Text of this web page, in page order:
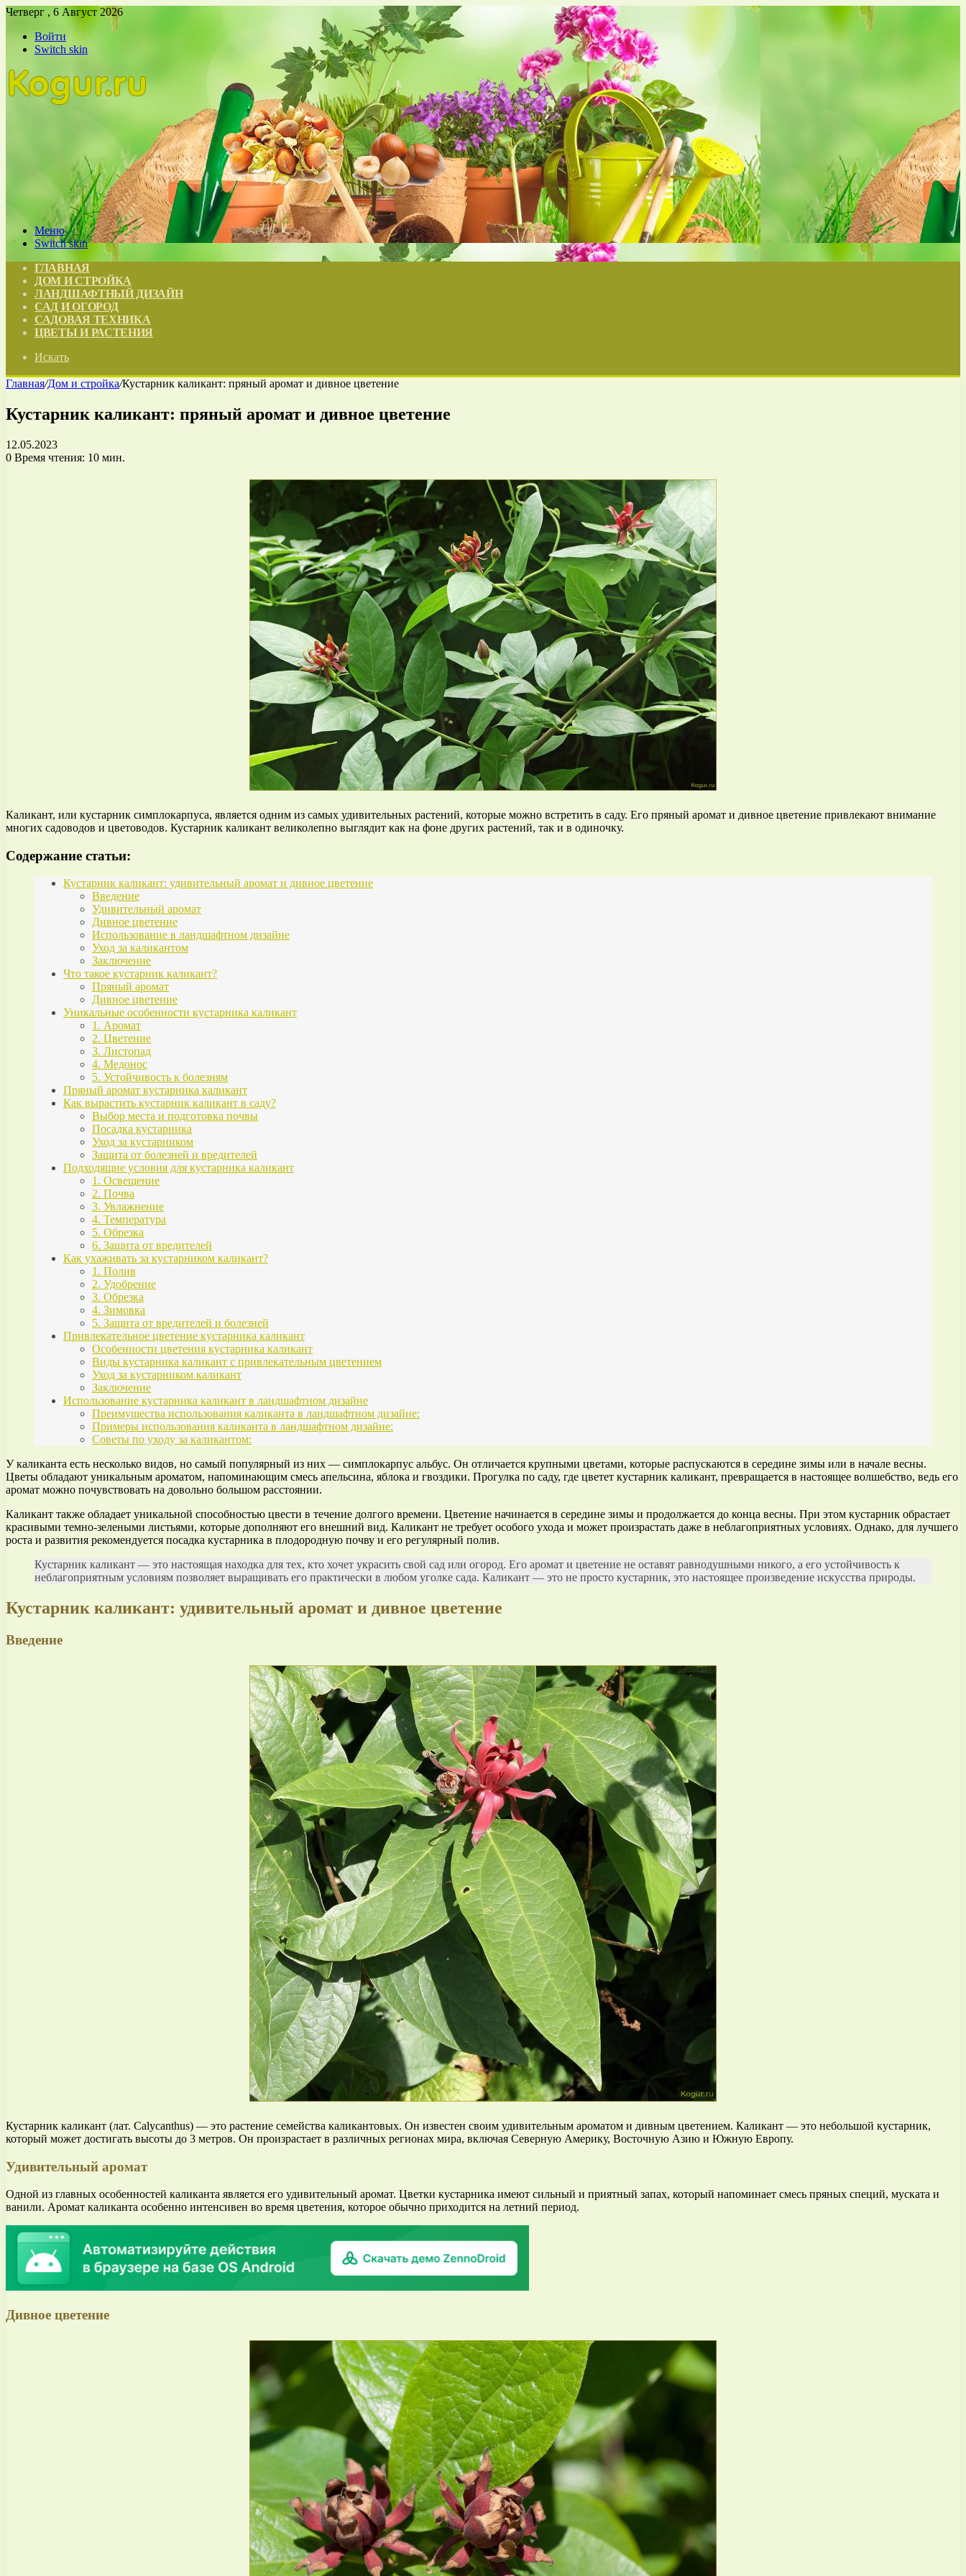
Четверг , 6 Август 2026
Войти
Switch skin
Меню
Switch skin
ГЛАВНАЯ
ДОМ И СТРОЙКА
ЛАНДШАФТНЫЙ ДИЗАЙН
САД И ОГОРОД
САДОВАЯ ТЕХНИКА
ЦВЕТЫ И РАСТЕНИЯ
Искать
Главная/Дом и стройка/Кустарник каликант: пряный аромат и дивное цветение
Кустарник каликант: пряный аромат и дивное цветение
12.05.2023
0 Время чтения: 10 мин.
Каликант, или кустарник симплокарпуса, является одним из самых удивительных растений, которые можно встретить в саду. Его пряный аромат и дивное цветение привлекают внимание
многих садоводов и цветоводов. Кустарник каликант великолепно выглядит как на фоне других растений, так и в одиночку.
Содержание статьи:
Кустарник каликант: удивительный аромат и дивное цветение
Введение
Удивительный аромат
Дивное цветение
Использование в ландшафтном дизайне
Уход за каликантом
Заключение
Что такое кустарник каликант?
Пряный аромат
Дивное цветение
Уникальные особенности кустарника каликант
1. Аромат
2. Цветение
3. Листопад
4. Медонос
5. Устойчивость к болезням
Пряный аромат кустарника каликант
Как вырастить кустарник каликант в саду?
Выбор места и подготовка почвы
Посадка кустарника
Уход за кустарником
Защита от болезней и вредителей
Подходящие условия для кустарника каликант
1. Освещение
2. Почва
3. Увлажнение
4. Температура
5. Обрезка
6. Защита от вредителей
Как ухаживать за кустарником каликант?
1. Полив
2. Удобрение
3. Обрезка
4. Зимовка
5. Защита от вредителей и болезней
Привлекательное цветение кустарника каликант
Особенности цветения кустарника каликант
Виды кустарника каликант с привлекательным цветением
Уход за кустарником каликант
Заключение
Использование кустарника каликант в ландшафтном дизайне
Преимущества использования каликанта в ландшафтном дизайне:
Примеры использования каликанта в ландшафтном дизайне:
Советы по уходу за каликантом:
У каликанта есть несколько видов, но самый популярный из них — симплокарпус альбус. Он отличается крупными цветами, которые распускаются в середине зимы или в начале весны.
Цветы обладают уникальным ароматом, напоминающим смесь апельсина, яблока и гвоздики. Прогулка по саду, где цветет кустарник каликант, превращается в настоящее волшебство, ведь его
аромат можно почувствовать на довольно большом расстоянии.
Каликант также обладает уникальной способностью цвести в течение долгого времени. Цветение начинается в середине зимы и продолжается до конца весны. При этом кустарник обрастает
красивыми темно-зелеными листьями, которые дополняют его внешний вид. Каликант не требует особого ухода и может произрастать даже в неблагоприятных условиях. Однако, для лучшего
роста и развития рекомендуется посадка кустарника в плодородную почву и его регулярный полив.
Кустарник каликант — это настоящая находка для тех, кто хочет украсить свой сад или огород. Его аромат и цветение не оставят равнодушными никого, а его устойчивость к
неблагоприятным условиям позволяет выращивать его практически в любом уголке сада. Каликант — это не просто кустарник, это настоящее произведение искусства природы.
Кустарник каликант: удивительный аромат и дивное цветение
Введение
Кустарник каликант (лат. Calycanthus) — это растение семейства каликантовых. Он известен своим удивительным ароматом и дивным цветением. Каликант — это небольшой кустарник,
который может достигать высоты до 3 метров. Он произрастает в различных регионах мира, включая Северную Америку, Восточную Азию и Южную Европу.
Удивительный аромат
Одной из главных особенностей каликанта является его удивительный аромат. Цветки кустарника имеют сильный и приятный запах, который напоминает смесь пряных специй, муската и
ванили. Аромат каликанта особенно интенсивен во время цветения, которое обычно приходится на летний период.
Дивное цветение